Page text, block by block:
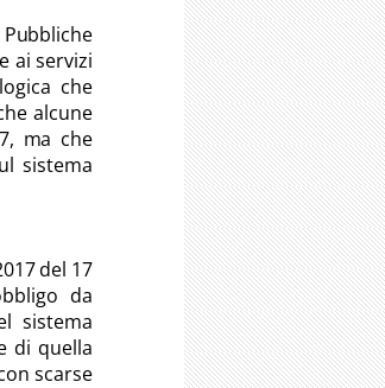
ai servizi
che
alcune
ma che
sistema
del 17
da
sistema
di quella
scarse